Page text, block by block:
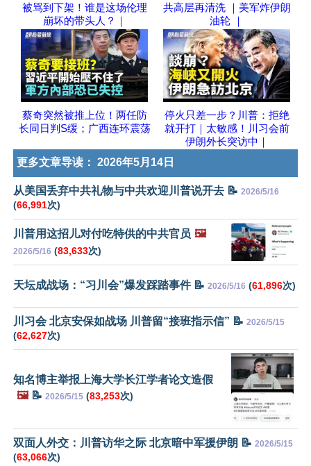
被骂到下架！谁是这场伦理
崩坏的带头人？｜
共高层再清洗 ｜美军炸伊朗
油轮 ｜
蔡奇突然被推上位！两任防
长同日判S缓；广西连环震荡
停火只差一步？川普：拒绝
就开打｜太敏感！川习会前
伊朗外长突访中｜
更多文章导读： 2026年5月14日
从美国丢弃中共礼物与中共欢迎川普说开去 📝 2026/5/16
(66,991次)
川普用这招儿对付吃特供的中共官员 🖼️
2026/5/16 (83,633次)
天坛成战场：“习川会”爆发踩踏事件 📝 2026/5/16 (61,896次)
川习会 北京安保如战场 川普留“接班指示信” 📝 2026/5/15
(62,627次)
知名博主举报上海大学长江学者论文造假
🖼️📝 2026/5/15 (83,253次)
双面人外交：川普访华之际 北京暗中军援伊朗 📝 2026/5/15
(63,066次)